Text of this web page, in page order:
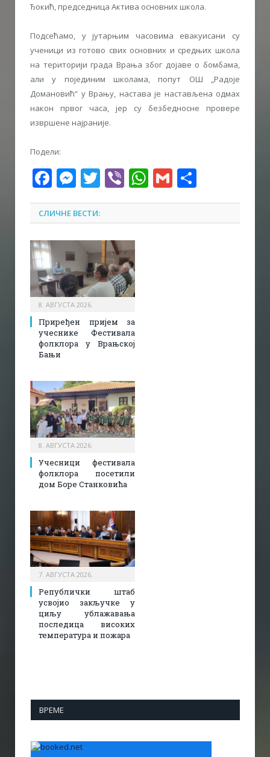
Ђокић, председница Актива основних школа.
Подсећамо, у јутарњим часовима евакуисани су
ученици из готово свих основних и средњих школа
на територији града Врања због дојаве о бомбама,
али у појединим школама, попут ОШ „Радоје
Домановић“ у Врању, настава је настављена одмах
након првог часа, јер су безбедносне провере
извршене најраније.
Подели:
Facebook
Messenger
Twitter
ViberWhatsApp
Gmail
СЛИЧНЕ ВЕСТИ:
8. АВГУСТА 2026.
Приређен пријем за
учеснике Фестивала
фолклора у Врањској
Бањи
8. АВГУСТА 2026.
Учесници фестивала
фолклора посетили
дом Боре Станковића
7. АВГУСТА 2026.
Републички штаб
усвојио закључке у
циљу ублажавања
последица високих
температура и пожара​
ВРЕМЕ